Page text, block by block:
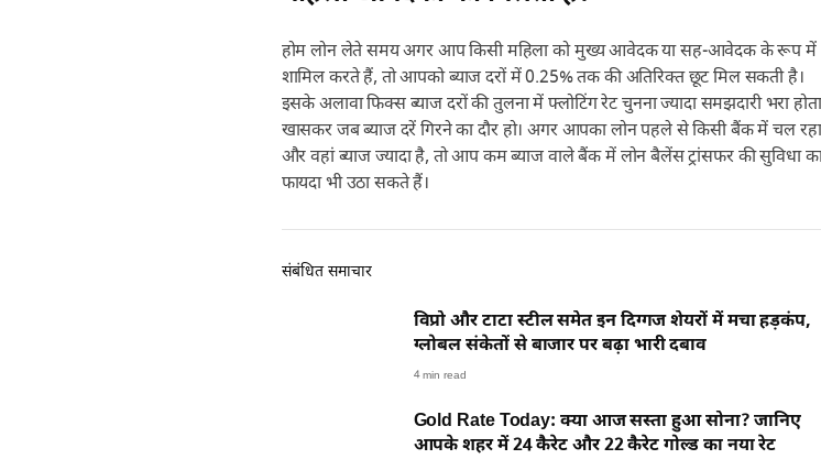
होम लोन लेते समय अगर आप किसी महिला को मुख्य आवेदक या सह-आवेदक के रूप में
शामिल करते हैं, तो आपको ब्याज दरों में 0.25% तक की अतिरिक्त छूट मिल सकती है।
इसके अलावा फिक्स ब्याज दरों की तुलना में फ्लोटिंग रेट चुनना ज्यादा समझदारी भरा
खासकर जब ब्याज दरें गिरने का दौर हो। अगर आपका लोन पहले से किसी बैंक में चल
और वहां ब्याज ज्यादा है, तो आप कम ब्याज वाले बैंक में लोन बैलेंस ट्रांसफर की सुविधा
फायदा भी उठा सकते हैं।
संबंधित समाचार
विप्रो और टाटा स्टील समेत इन दिग्गज शेयरों में मचा हड़कंप,
ग्लोबल संकेतों से बाजार पर बढ़ा भारी दबाव
4 min read
Gold Rate Today: क्या आज सस्ता हुआ सोना? जानिए
आपके शहर में 24 कैरेट और 22 कैरेट गोल्ड का नया रेट